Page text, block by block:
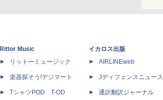
Rittor Music
リットーミュージック
楽器探そう!デジマート
TシャツPOD T-OD
イカロス出版
AIRLINEweb
Jディフェンスニュース
通訳翻訳ジャーナル